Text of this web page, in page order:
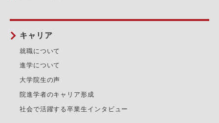
キャリア
就職について
進学について
大学院生の声
院進学者のキャリア形成
社会で活躍する卒業生インタビュー